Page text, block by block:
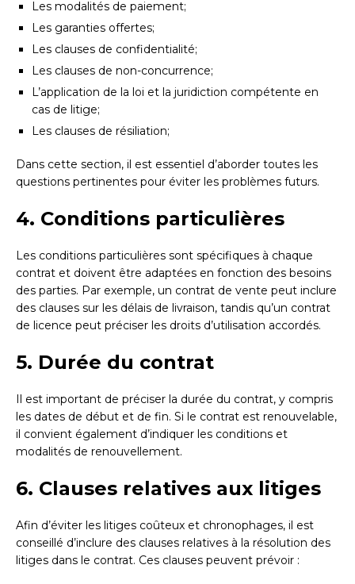
Les modalités de paiement;
Les garanties offertes;
Les clauses de confidentialité;
Les clauses de non-concurrence;
L’application de la loi et la juridiction compétente en
cas de litige;
Les clauses de résiliation;
Dans cette section, il est essentiel d’aborder toutes les
questions pertinentes pour éviter les problèmes futurs.
4. Conditions particulières
Les conditions particulières sont spécifiques à chaque
contrat et doivent être adaptées en fonction des besoins
des parties. Par exemple, un contrat de vente peut inclure
des clauses sur les délais de livraison, tandis qu’un contrat
de licence peut préciser les droits d’utilisation accordés.
5. Durée du contrat
Il est important de préciser la durée du contrat, y compris
les dates de début et de fin. Si le contrat est renouvelable,
il convient également d’indiquer les conditions et
modalités de renouvellement.
6. Clauses relatives aux litiges
Afin d’éviter les litiges coûteux et chronophages, il est
conseillé d’inclure des clauses relatives à la résolution des
litiges dans le contrat. Ces clauses peuvent prévoir :